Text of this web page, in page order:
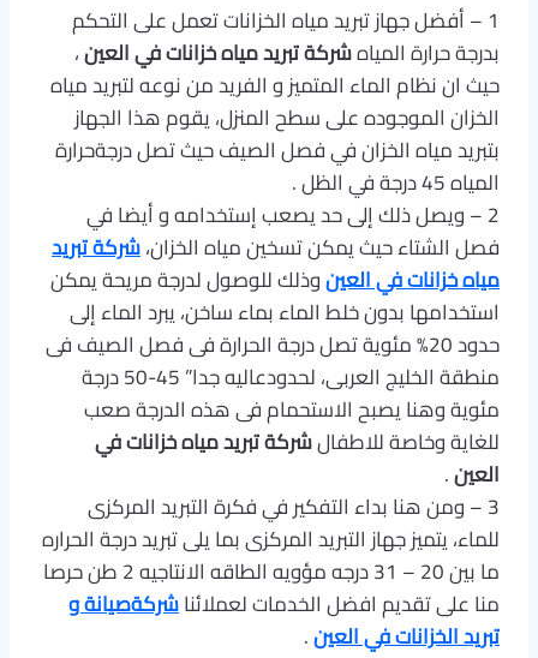
1 – أفضل جهاز تبريد مياه الخزانات تعمل على التحكم
بدرجة حرارة المياهشركة تبريد مياه خزانات في العين،
حيث ان نظام الماء المتميز و الفريد من نوعه لتبريد مياه
الخزان الموجوده على سطح المنزل، يقوم هذا الجهاز
بتبريد مياه الخزان في فصل الصيف حيث تصل درجةحرارة
المياه 45 درجة في الظل .
2 – ويصل ذلك إلى حد يصعب إستخدامه و أيضا في
فصل الشتاء حيث يمكن تسخين مياه الخزان،شركة تبريد
مياه خزانات في العينوذلك للوصول لدرجة مريحة يمكن
استخدامها بدون خلط الماء بماء ساخن، يبرد الماء إلى
حدود 20% مئوية تصل درجة الحرارة فى فصل الصيف فى
منطقة الخليج العربى، لحدودعاليه جدا” 45-50 درجة
مئوية وهنا يصبح الاستحمام فى هذه الدرجة صعب
للغاية وخاصة للاطفالشركة تبريد مياه خزانات في
العين.
3 – ومن هنا بداء التفكير في فكرة التبريد المركزى
للماء، يتميز جهاز التبريد المركزى بما يلى تبريد درجة الحراره
ما بين 20 – 31 درجه مؤويه الطاقه الانتاجيه 2 طن حرصا
منا على تقديم افضل الخدمات لعملائناشركةصيانة و
تبريد الخزانات في العين.